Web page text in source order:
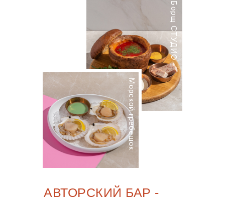
АВТОРСКИЙ БАР -
Морской гребешок
Борщ СТУДИО